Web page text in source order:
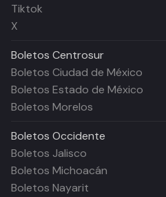
Tiktok
X
Boletos Centrosur
Boletos Ciudad de México
Boletos Estado de México
Boletos Morelos
Boletos Occidente
Boletos Jalisco
Boletos Michoacán
Boletos Nayarit